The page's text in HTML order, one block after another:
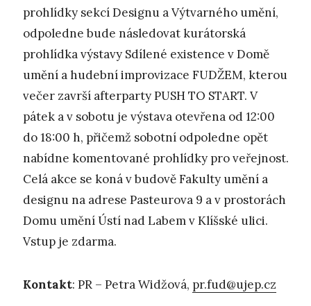
prohlídky sekcí Designu a Výtvarného umění,
odpoledne bude následovat kurátorská
prohlídka výstavy Sdílené existence v Domě
umění a hudební improvizace FUDŽEM, kterou
večer završí afterparty PUSH TO START. V
pátek a v sobotu je výstava otevřena od 12:00
do 18:00 h, přičemž sobotní odpoledne opět
nabídne komentované prohlídky pro veřejnost.
Celá akce se koná v budově Fakulty umění a
designu na adrese Pasteurova 9 a v prostorách
Domu umění Ústí nad Labem v Klíšské ulici.
Vstup je zdarma.
Kontakt: PR – Petra Widžová, pr.fud@ujep.cz